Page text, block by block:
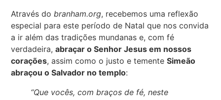
Através do branham.org, recebemos uma reflexão
especial para este período de Natal que nos convida
a ir além das tradições mundanas e, com fé
verdadeira,abraçar o Senhor Jesus em nossos
corações, assim como o justo e tementeSimeão
abraçou o Salvador no templo:
“Que vocês, com braços de fé, neste